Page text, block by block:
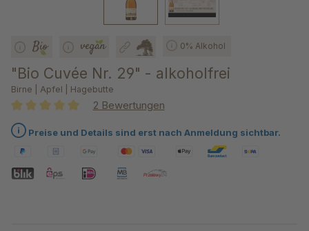
0% Alkohol
"Bio Cuvée Nr. 29" - alkoholfrei
Birne | Apfel | Hagebutte
Durchschnittliche Bewertung von 5 von 5 Sternen
2 Bewertungen
Preise und Details sind erst nach Anmeldung sichtbar.